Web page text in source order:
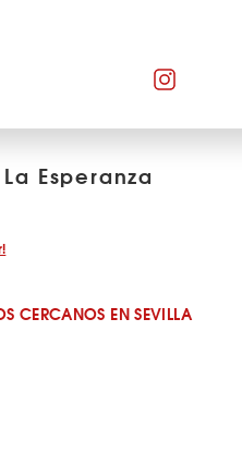
Esperanza
CERCANOS EN SEVILLA